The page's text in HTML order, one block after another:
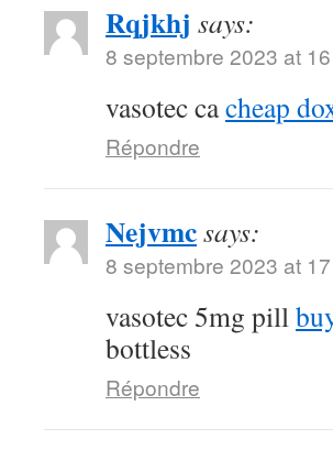
Rqjkhj says:
8 septembre 2023 at
vasotec cacheap
Répondre
Nejvmcsays:
8 septembre 2023 at
vasotec 5mg pill
bottless
Répondre